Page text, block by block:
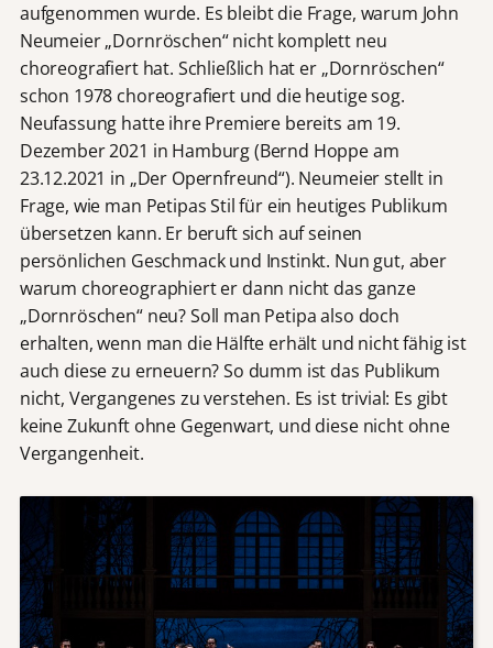
aufgenommen wurde. Es bleibt die Frage, warum John
Neumeier „Dornröschen“ nicht komplett neu
choreografiert hat. Schließlich hat er „Dornröschen“
schon 1978 choreografiert und die heutige sog.
Neufassung hatte ihre Premiere bereits am 19.
Dezember 2021 in Hamburg (Bernd Hoppe am
23.12.2021 in „Der Opernfreund“). Neumeier stellt in
Frage, wie man Petipas Stil für ein heutiges Publikum
übersetzen kann. Er beruft sich auf seinen
persönlichen Geschmack und Instinkt. Nun gut, aber
warum choreographiert er dann nicht das ganze
„Dornröschen“ neu? Soll man Petipa also doch
erhalten, wenn man die Hälfte erhält und nicht fähig ist
auch diese zu erneuern? So dumm ist das Publikum
nicht, Vergangenes zu verstehen. Es ist trivial: Es gibt
keine Zukunft ohne Gegenwart, und diese nicht ohne
Vergangenheit.